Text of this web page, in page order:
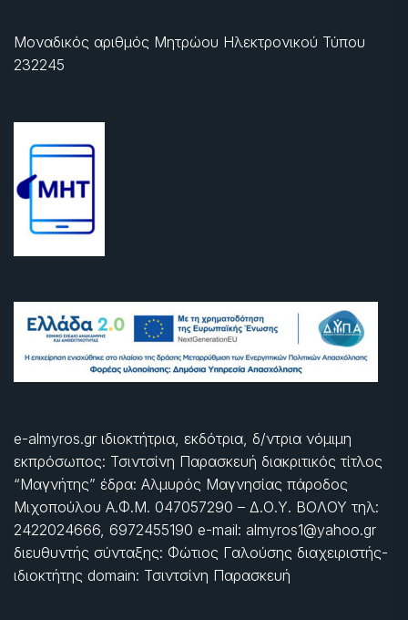
Μοναδικός αριθμός Μητρώου Ηλεκτρονικού Τύπου
232245
e-almyros.gr ιδιοκτήτρια, εκδότρια, δ/ντρια νόμιμη
εκπρόσωπος: Τσιντσίνη Παρασκευή διακριτικός τίτλος
“Μαγνήτης” έδρα: Αλμυρός Μαγνησίας πάροδος
Μιχοπούλου Α.Φ.Μ. 047057290 – Δ.Ο.Υ. ΒΟΛΟΥ τηλ:
2422024666, 6972455190 e-mail: almyros1@yahoo.gr
διευθυντής σύνταξης: Φώτιος Γαλούσης διαχειριστής-
ιδιοκτήτης domain: Τσιντσίνη Παρασκευή